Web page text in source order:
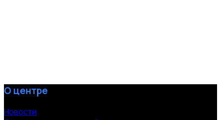
О центре
Новости